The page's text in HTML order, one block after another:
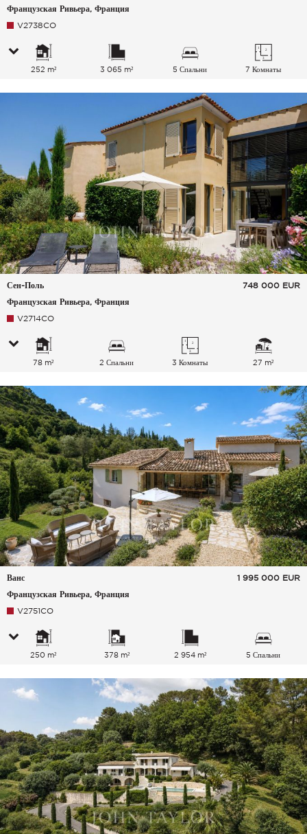
Французская Ривьера, Франция
V2738CO
252 m² 3 065 m² 5 Спальни 7 Комнаты
Сен-Поль
Французская Ривьера, Франция
748 000 EUR
V2714CO
78 m² 2 Спальни 3 Комнаты 27 m²
Ванс
Французская Ривьера, Франция
1 995 000 EUR
V2751CO
250 m² 378 m² 2 954 m² 5 Спальни